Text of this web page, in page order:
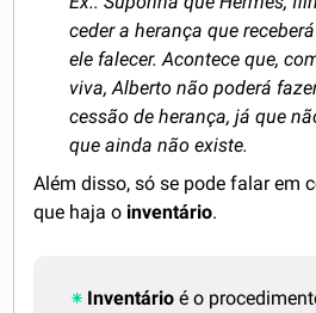
ceder a herança que
ele falecer. Acontece que,
viva, Alberto não poderá
cessão de herança, já que
que ainda não existe.
Além disso, só se pode falar em
que haja o inventário.
Inventário é o